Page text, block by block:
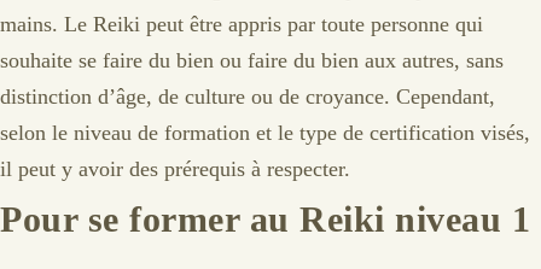
mains. Le Reiki peut être appris par toute personne qui
souhaite se faire du bien ou faire du bien aux autres, sans
distinction d’âge, de culture ou de croyance. Cependant,
selon le niveau de formation et le type de certification visés,
il peut y avoir des prérequis à respecter.
Pour se former au Reiki niveau 1